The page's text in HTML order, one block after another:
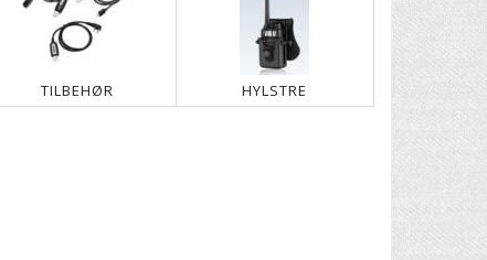
TILBEHØR HYLSTRE